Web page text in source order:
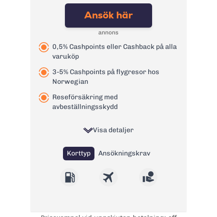
bankomat:
Kontantuttag i
3 %, lägst 45 kr
pappersfaktura:
29 kr
Valutapåslag:
valutakursen
Påminnelseavgift:
Övertrasseringsav
gift:
105 kr
Läs mer om Swedbank betal- och
Ansök här
annons
0,5% Cashpoints eller Cashback på alla
varuköp
3-5% Cashpoints på flygresor hos
Norwegian
Reseförsäkring med
avbeställningsskydd
Visa detaljer
Korttyp Ansökningskrav